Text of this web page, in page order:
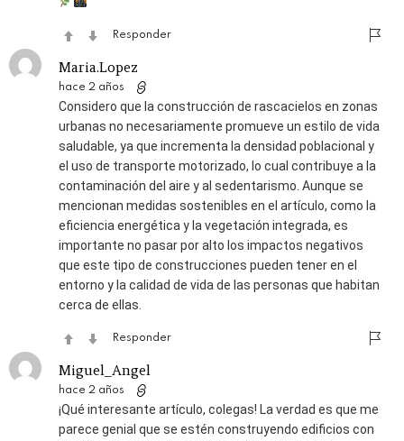
Responder
Maria.Lopez
hace 2 años
Considero que la construcción de rascacielos en zonas
urbanas no necesariamente promueve un estilo de vida
saludable, ya que incrementa la densidad poblacional y
el uso de transporte motorizado, lo cual contribuye a la
contaminación del aire y al sedentarismo. Aunque se
mencionan medidas sostenibles en el artículo, como la
eficiencia energética y la vegetación integrada, es
importante no pasar por alto los impactos negativos
que este tipo de construcciones pueden tener en el
entorno y la calidad de vida de las personas que habitan
cerca de ellas.
Responder
Miguel_Angel
hace 2 años
¡Qué interesante artículo, colegas! La verdad es que me
parece genial que se estén construyendo edificios con